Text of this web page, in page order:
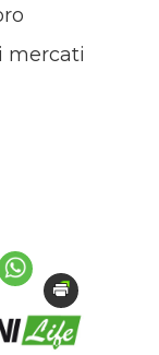
mercati